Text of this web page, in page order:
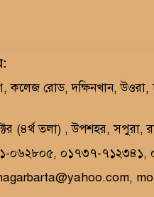
:
রোড, দক্ষিনখান, উওরা,
(৪র্থ তলা) , উপশহর, সপুরা,
০৬২৮০৫, ০১৭৩৭-৭১২৩৪১,